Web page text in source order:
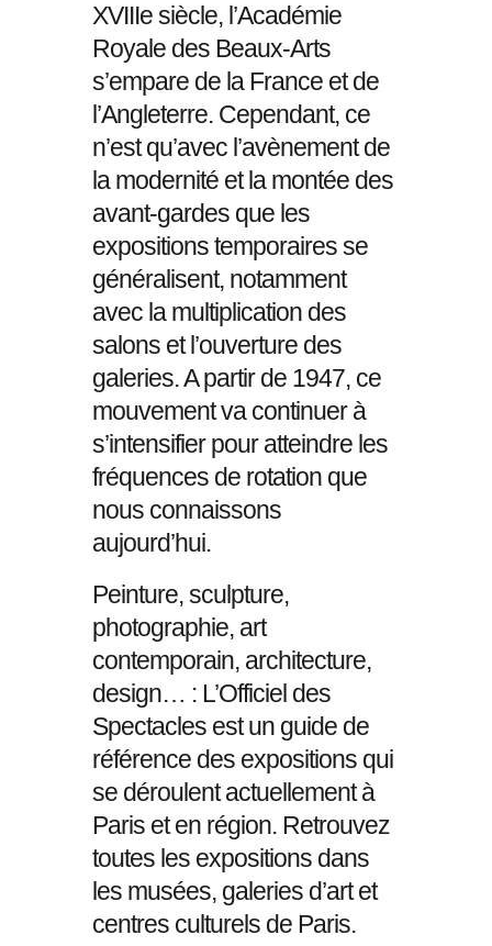
XVIIIe siècle, l’Académie
Royale des Beaux-Arts
s’empare de la France et de
l’Angleterre. Cependant, ce
n’est qu’avec l’avènement de
la modernité et la montée des
avant-gardes que les
expositions temporaires se
généralisent, notamment
avec la multiplication des
salons et l’ouverture des
galeries. A partir de 1947, ce
mouvement va continuer à
s’intensifier pour atteindre les
fréquences de rotation que
nous connaissons
aujourd’hui.
Peinture, sculpture,
photographie, art
contemporain, architecture,
design… : L’Officiel des
Spectacles est un guide de
référence des expositions qui
se déroulent actuellement à
Paris et en région. Retrouvez
toutes les expositions dans
les musées, galeries d’art et
centres culturels de Paris.